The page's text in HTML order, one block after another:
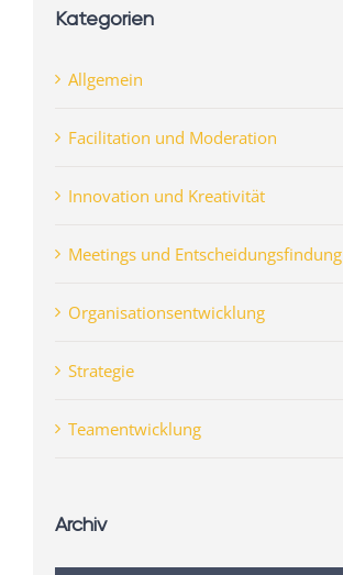
Kategorien
Allgemein
Facilitation und Moderation
Innovation und Kreativität
Meetings und Entscheidungsfindung
Organisationsentwicklung
Strategie
Teamentwicklung
Archiv